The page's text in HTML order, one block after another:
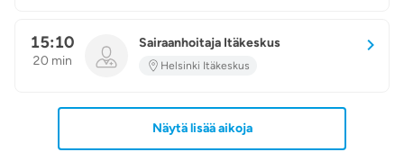
15:10
20 min
Sairaanhoitaja Itäkeskus
Helsinki Itäkeskus
Näytä lisää aikoja